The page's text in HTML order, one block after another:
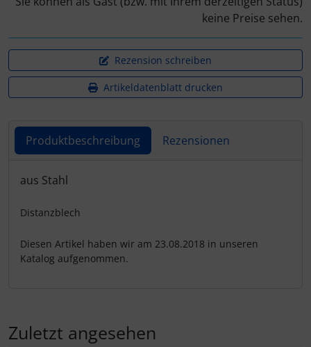
keine Preise sehen.
Rezension schreiben
Artikeldatenblatt drucken
Produktbeschreibung Rezensionen
Produktbeschreibung
aus Stahl
Distanzblech
Diesen Artikel haben wir am 23.08.2018 in unseren
Katalog aufgenommen.
Zuletzt angesehen
Spezialschrauben